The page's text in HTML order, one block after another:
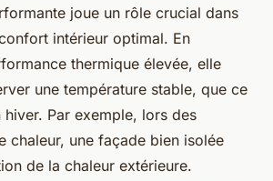
joue un rôle crucial dans
intérieur optimal. En
thermique élevée, elle
une température stable, que ce
hiver. Par exemple, lors des
chaleur, une façade bien isolée
de la chaleur extérieure.